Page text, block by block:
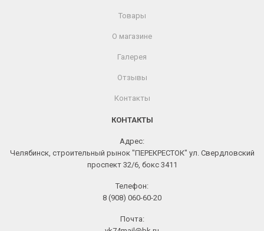
Товары
О магазине
Галерея
Отзывы
Контакты
КОНТАКТЫ
Адрес:
Челябинск, строительный рынок "ПЕРЕКРЕСТОК" ул. Свердловский
проспект 32/6, бокс 3411
Телефон:
8 (908) 060-60-20
Почта: